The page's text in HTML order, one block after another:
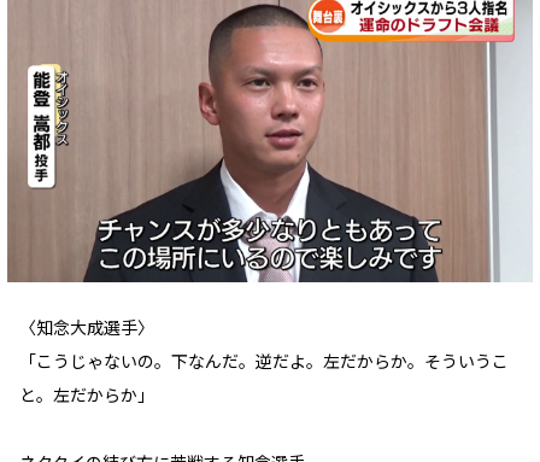
〈知念大成選手〉
「こうじゃないの。下なんだ。逆だよ。左だからか。そういうこ
と。左だからか」